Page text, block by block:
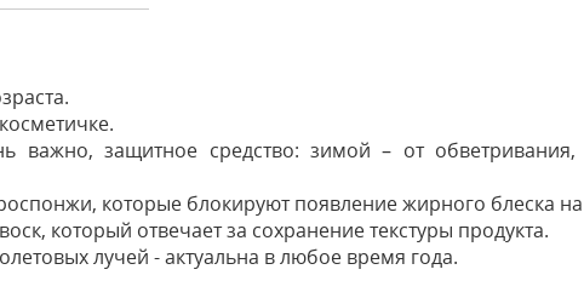
важно, защитное средство: зимой – от
которые блокируют появление жирного блеска на
который отвечает за сохранение текстуры продукта.
лучей - актуальна в любое время года.